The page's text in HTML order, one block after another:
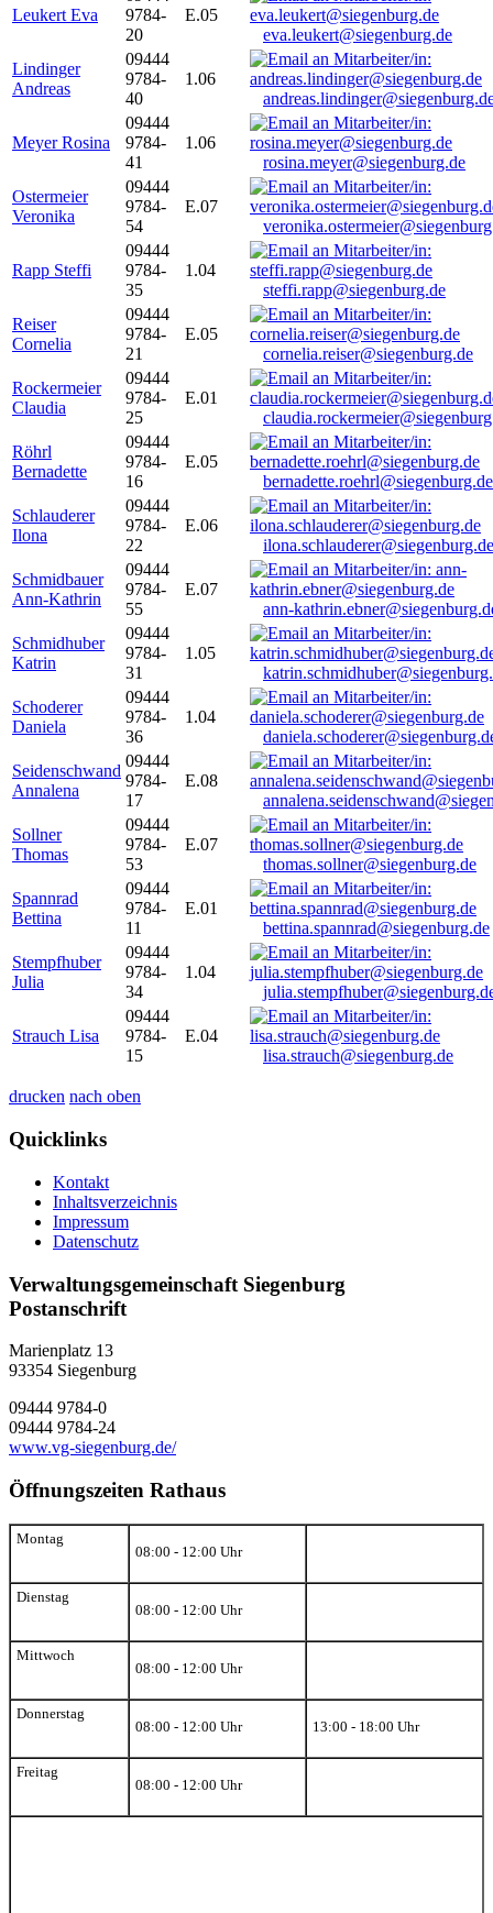
Leukert Eva
9784-
20
E.05
eva.leukert@siegenburg.de
Lindinger
Andreas
09444
9784-
40
1.06
Meyer Rosina
09444
9784-
41
1.06
rosina.meyer@siegenburg.de
Ostermeier
Veronika
09444
9784-
54
E.07
Rapp Steffi
09444
9784-
35
1.04
steffi.rapp@siegenburg.de
Reiser
Cornelia
09444
9784-
21
E.05
cornelia.reiser@siegenburg.de
Rockermeier
Claudia
09444
9784-
25
E.01
Röhrl
Bernadette
09444
9784-
16
E.05
bernadette.roehrl@siegenburg.de
Schlauderer
Ilona
09444
9784-
22
E.06
ilona.schlauderer@siegenburg.de
Schmidbauer
Ann-Kathrin
09444
9784-
55
E.07
ann-
Schmidhuber
Katrin
09444
9784-
31
1.05
Schoderer
Daniela
09444
9784-
36
1.04
Seidenschwand
Annalena
09444
9784-
17
E.08
Sollner
Thomas
09444
9784-
53
E.07
thomas.sollner@siegenburg.de
Spannrad
Bettina
09444
9784-
11
E.01
bettina.spannrad@siegenburg.de
Stempfhuber
Julia
09444
9784-
34
1.04
Strauch Lisa
09444
9784-
15
E.04
lisa.strauch@siegenburg.de
drucken nach oben
Quicklinks
Kontakt
Inhaltsverzeichnis
Impressum
Datenschutz
Verwaltungsgemeinschaft Siegenburg
Postanschrift
Marienplatz 13
93354 Siegenburg
09444 9784-0
09444 9784-24
www.vg-siegenburg.de/
Öffnungszeiten Rathaus
Montag
08:00 - 12:00 Uhr
Dienstag
08:00 - 12:00 Uhr
Mittwoch
08:00 - 12:00 Uhr
Donnerstag
08:00 - 12:00 Uhr
13:00 - 18:00 Uhr
Freitag
08:00 - 12:00 Uhr